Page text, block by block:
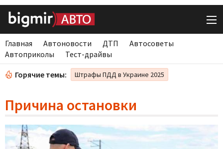
Главная Автоновости ДТП
Автосоветы
Автоприколы
Тест-драйвы
Горячие темы: Штрафы ПДД в Украине 2025
Причина остановки